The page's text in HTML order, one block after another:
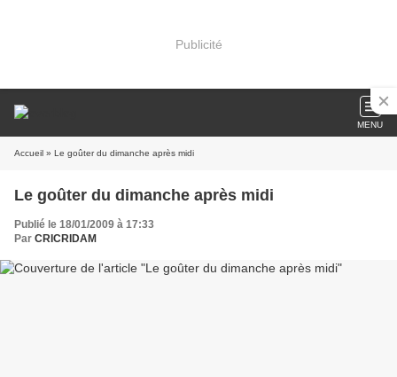
Publicité
MENU
Accueil » Le goûter du dimanche après midi
Le goûter du dimanche après midi
Publié le 18/01/2009 à 17:33
Par CRICRIDAM